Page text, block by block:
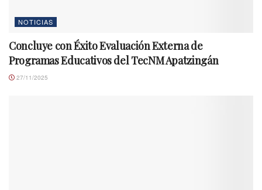
NOTICIAS
Concluye con Éxito Evaluación Externa de
Programas Educativos del TecNM Apatzingán
27/11/2025